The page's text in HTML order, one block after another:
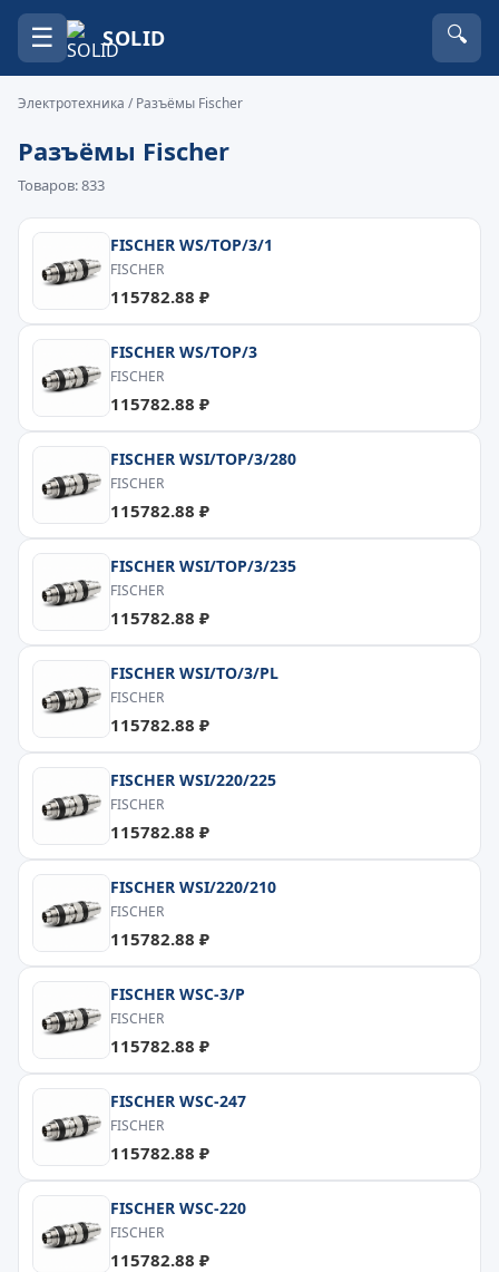
☰ SOLID 🔍
Электротехника / Разъёмы Fischer
Разъёмы Fischer
Товаров: 833
FISCHER WS/TOP/3/1
FISCHER
115782.88 ₽
FISCHER WS/TOP/3
FISCHER
115782.88 ₽
FISCHER WSI/TOP/3/280
FISCHER
115782.88 ₽
FISCHER WSI/TOP/3/235
FISCHER
115782.88 ₽
FISCHER WSI/TO/3/PL
FISCHER
115782.88 ₽
FISCHER WSI/220/225
FISCHER
115782.88 ₽
FISCHER WSI/220/210
FISCHER
115782.88 ₽
FISCHER WSC-3/P
FISCHER
115782.88 ₽
FISCHER WSC-247
FISCHER
115782.88 ₽
FISCHER WSC-220
FISCHER
115782.88 ₽